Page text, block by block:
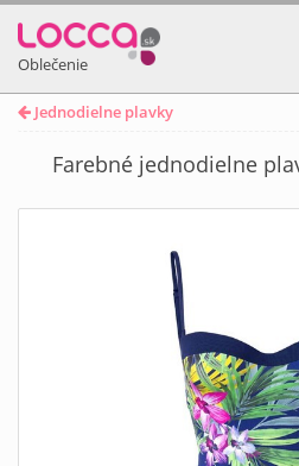
Oblečenie
Jednodielne plavky
Farebné jednodielne